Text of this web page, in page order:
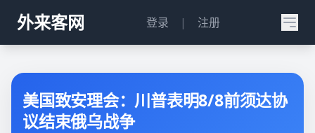
外来客网 登录 | 注册
美国致安理会：川普表明8/8前须达协
议结束俄乌战争